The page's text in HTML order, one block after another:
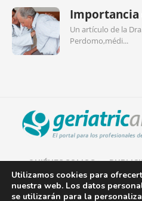
Importancia
Un artículo de la
Perdomo,médi...
QUIÉNES SOMOS
AVISO LEGAL
Utilizamos cookies para
nuestra web. Los datos
se utilizarán para la